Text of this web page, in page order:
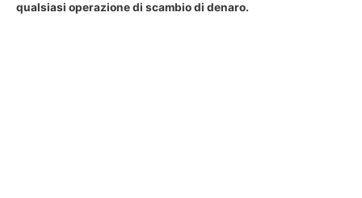
qualsiasi operazione di scambio di denaro.